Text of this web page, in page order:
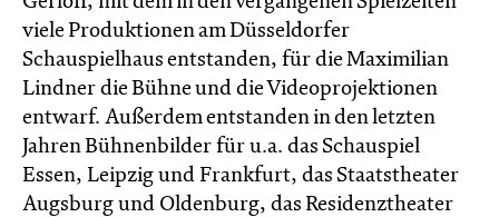
viele Produktionen am Düsseldorfer
Schauspielhaus entstanden, für die Maximilian
Lindner die Bühne und die Videoprojektionen
entwarf. Außerdem entstanden in den letzten
Jahren Bühnenbilder für u.a. das Schauspiel
Essen, Leipzig und Frankfurt, das Staatstheater
Augsburg und Oldenburg, das Residenztheater